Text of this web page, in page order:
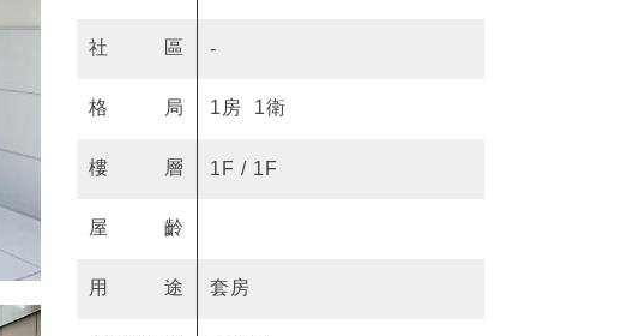
社區 -
格局 1房 1衛
樓層 1F / 1F
屋齡
用途 套房